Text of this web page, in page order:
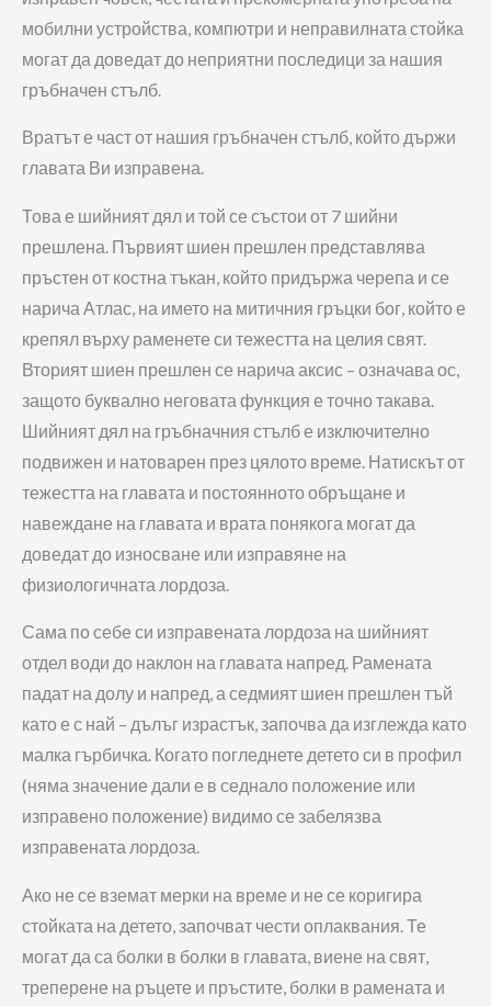
мобилни устройства, компютри и неправилната стойка
могат да доведат до неприятни последици за нашия
гръбначен стълб.
Вратът е част от нашия гръбначен стълб, който държи
главата Ви изправена.
Това е шийният дял и той се състои от 7 шийни
прешлена. Първият шиен прешлен представлява
пръстен от костна тъкан, който придържа черепа и се
нарича Атлас, на името на митичния гръцки бог, който е
крепял върху раменете си тежестта на целия свят.
Вторият шиен прешлен се нарича аксис – означава ос,
защото буквално неговата функция е точно такава.
Шийният дял на гръбначния стълб е изключително
подвижен и натоварен през цялото време. Натискът от
тежестта на главата и постоянното обръщане и
навеждане на главата и врата понякога могат да
доведат до износване или изправяне на
физиологичната лордоза.
Сама по себе си изправената лордоза на шийният
отдел води до наклон на главата напред. Рамената
падат на долу и напред, а седмият шиен прешлен тъй
като е с най – дълъг израстък, започва да изглежда като
малка гърбичка. Когато погледнете детето си в профил
(няма значение дали е в седнало положение или
изправено положение) видимо се забелязва
изправената лордоза.
Ако не се вземат мерки на време и не се коригира
стойката на детето, започват чести оплаквания. Те
могат да са болки в болки в главата, виене на свят,
треперене на ръцете и пръстите, болки в рамената и